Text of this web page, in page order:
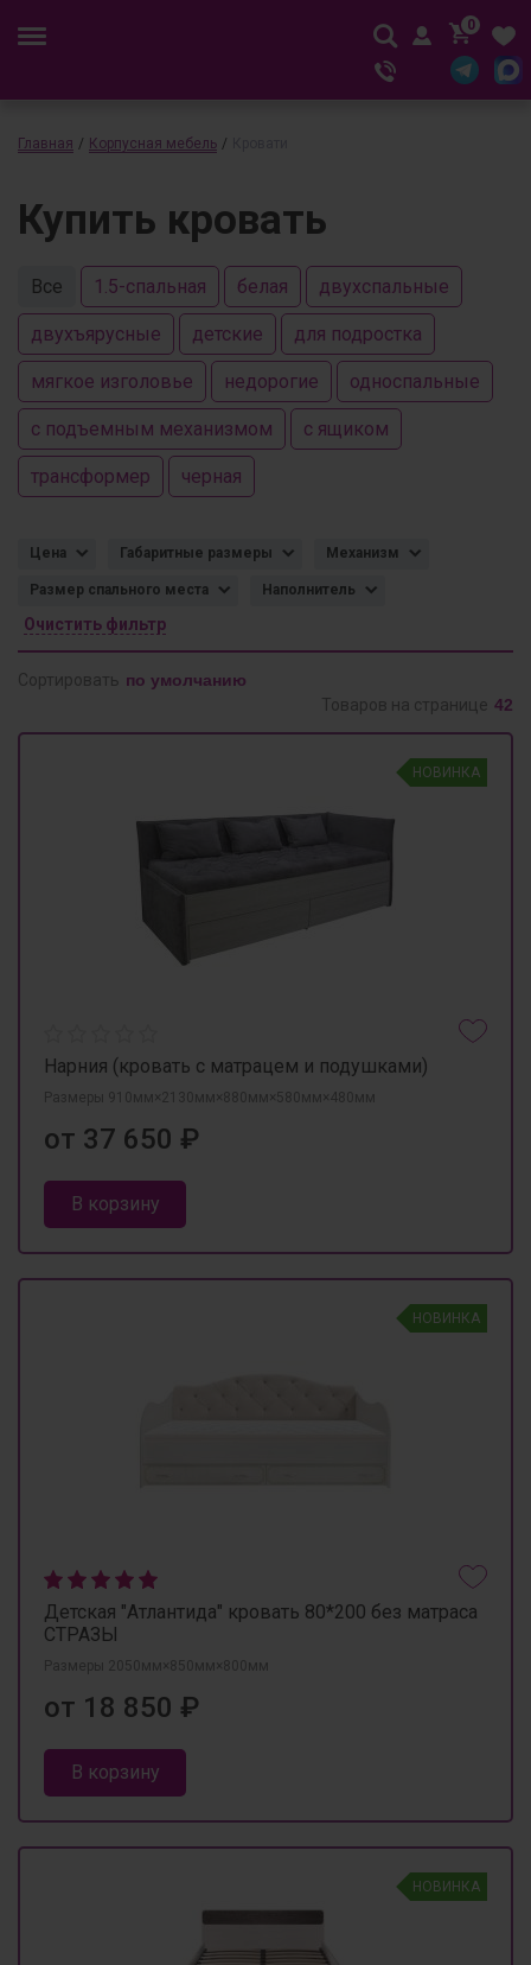
0
Главная / Корпусная мебель /
Купить кровать
Все 1.5-спальная белая двухспальные
двухъярусные детские для подростка
мягкое изголовье недорогие односпальные
с подъемным механизмом с ящиком
трансформер черная
Цена Габаритные размеры Механизм
Размер спального места Наполнитель
Очистить фильтр
Сортировать
Товаров на странице
НОВИНКА
Нарния (кровать с матрацем и подушками)
Размеры 910мм×2130мм×880мм×580мм×480мм
от 37 650 ₽
В корзину
НОВИНКА
Детская "Атлантида" кровать 80*200 без матраса
СТРАЗЫ
Размеры 2050мм×850мм×800мм
от 18 850 ₽
В корзину
НОВИНКА